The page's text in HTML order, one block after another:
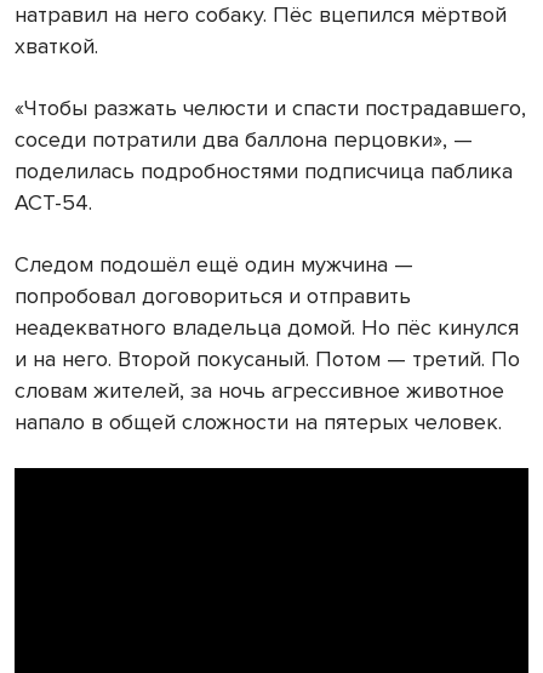
натравил на него собаку. Пёс вцепился мёртвой
хваткой.
«Чтобы разжать челюсти и спасти пострадавшего,
соседи потратили два баллона перцовки», —
поделилась подробностями подписчица паблика
АСТ-54.
Следом подошёл ещё один мужчина —
попробовал договориться и отправить
неадекватного владельца домой. Но пёс кинулся
и на него. Второй покусаный. Потом — третий. По
словам жителей, за ночь агрессивное животное
напало в общей сложности на пятерых человек.